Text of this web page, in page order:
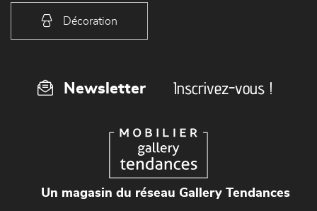
Décoration
Newsletter Inscrivez-vous !
Un magasin du réseau Gallery Tendances